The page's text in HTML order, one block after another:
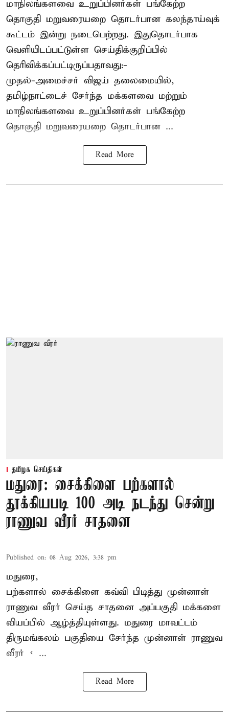
மாநிலங்களவை உறுப்பினர்கள் பங்கேற்ற
தொகுதி மறுவரையறை தொடர்பான கலந்தாய்வுக்
கூட்டம் இன்று நடைபெற்றது. இதுதொடர்பாக
வெளியிடப்பட்டுள்ள செய்திக்குறிப்பில்
தெரிவிக்கப்பட்டிருப்பதாவது:-
முதல்-அமைச்சர் விஜய் தலைமையில்,
தமிழ்நாட்டைச் சேர்ந்த மக்களவை மற்றும்
மாநிலங்களவை உறுப்பினர்கள் பங்கேற்ற
தொகுதி மறுவரையறை தொடர்பான ...
Read More
தமிழக செய்திகள்
மதுரை: சைக்கிளை பற்களால்
தூக்கியபடி 100 அடி நடந்து சென்று
ராணுவ வீரர் சாதனை
Published on: 08 Aug 2026, 3:38 pm
மதுரை,
பற்களால் சைக்கிளை கவ்வி பிடித்து முன்னாள்
ராணுவ வீரர் செய்த சாதனை அப்பகுதி மக்களை
வியப்பில் ஆழ்த்தியுள்ளது. மதுரை மாவட்டம்
திருமங்கலம் பகுதியை சேர்ந்த முன்னாள் ராணுவ
வீரர் < ...
Read More